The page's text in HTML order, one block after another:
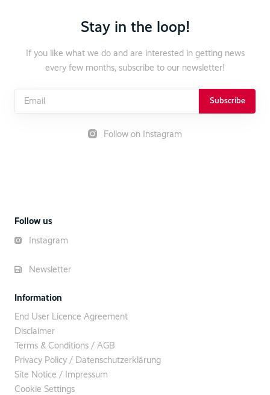
Stay in the loop!
If you like what we do and are interested in getting news
every few months, subscribe to our newsletter!
Subscribe
Follow on Instagram
Follow us
Instagram
Newsletter
Information
End User Licence Agreement
Disclaimer
Terms & Conditions / AGB
Privacy Policy / Datenschutzerklärung
Site Notice / Impressum
Cookie Settings